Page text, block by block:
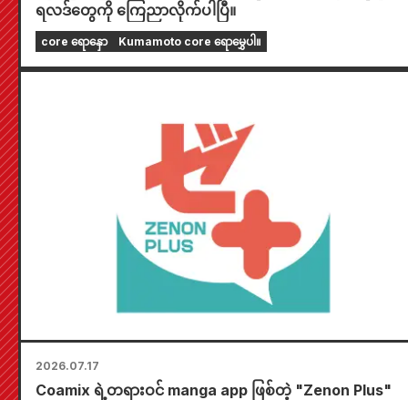
ရလဒ်တွေကို ကြေညာလိုက်ပါပြီ။
core ရောနှော Kumamoto core ရောမွှေပါ။
2026.07.17
Coamix ရဲ့တရားဝင် manga app ဖြစ်တဲ့ "Zenon Plus"